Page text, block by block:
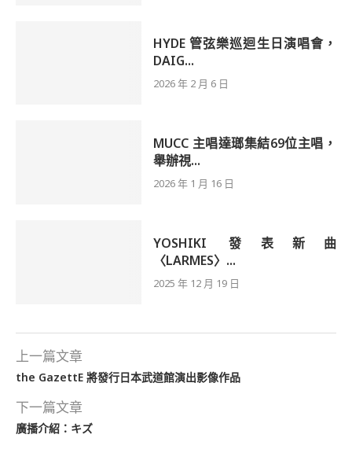
HYDE 管弦樂巡迴生日演唱會，
DAIG...
2026 年 2 月 6 日
MUCC 主唱達瑯集結69位主唱，
舉辦視...
2026 年 1 月 16 日
YOSHIKI 發表新曲
〈LARMES〉...
2025 年 12 月 19 日
上一篇文章
the GazettE 將發行日本武道館演出影像作品
下一篇文章
廣播介紹：キズ